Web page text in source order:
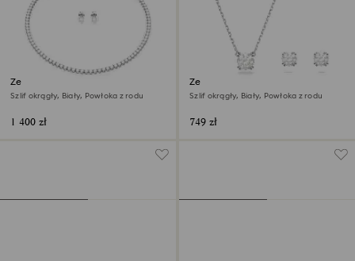
Zestaw Matrix Tennis
Szlif okrągły, Biały, Powłoka z rodu
1 400 zł
Zestaw Stilla
Szlif okrągły, Biały, Powłoka z rodu
749 zł